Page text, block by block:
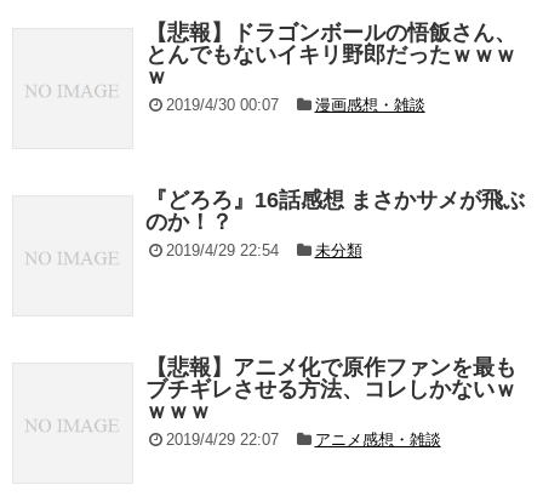
【悲報】ドラゴンボールの悟飯さん、
とんでもないイキリ野郎だったｗｗｗ
ｗ
2019/4/30 00:07 漫画感想・雑談
『どろろ』16話感想 まさかサメが飛ぶ
のか！？
2019/4/29 22:54 未分類
【悲報】アニメ化で原作ファンを最も
ブチギレさせる方法、コレしかないｗ
ｗｗｗ
2019/4/29 22:07 アニメ感想・雑談